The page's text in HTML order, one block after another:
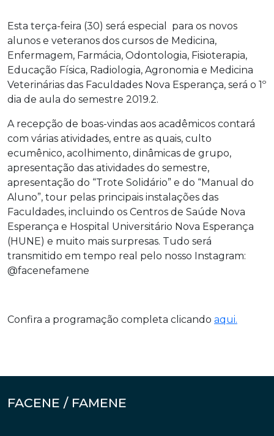
Esta terça-feira (30) será especial para os novos
alunos e veteranos dos cursos de Medicina,
Enfermagem, Farmácia, Odontologia, Fisioterapia,
Educação Física, Radiologia, Agronomia e Medicina
Veterinárias das Faculdades Nova Esperança, será o 1º
dia de aula do semestre 2019.2.
A recepção de boas-vindas aos acadêmicos contará
com várias atividades, entre as quais, culto
ecumênico, acolhimento, dinâmicas de grupo,
apresentação das atividades do semestre,
apresentação do “Trote Solidário” e do “Manual do
Aluno”, tour pelas principais instalações das
Faculdades, incluindo os Centros de Saúde Nova
Esperança e Hospital Universitário Nova Esperança
(HUNE) e muito mais surpresas. Tudo será
transmitido em tempo real pelo nosso Instagram:
@facenefamene
Confira a programação completa clicando aqui.
FACENE / FAMENE